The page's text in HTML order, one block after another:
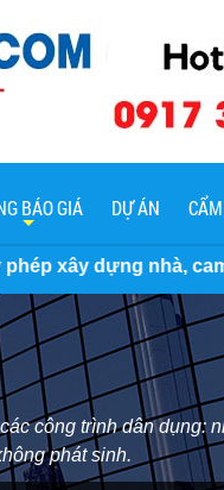
BÁO GIÁ DỰ ÁN
kết không phát
công trình dân dụng:
phát sinh.